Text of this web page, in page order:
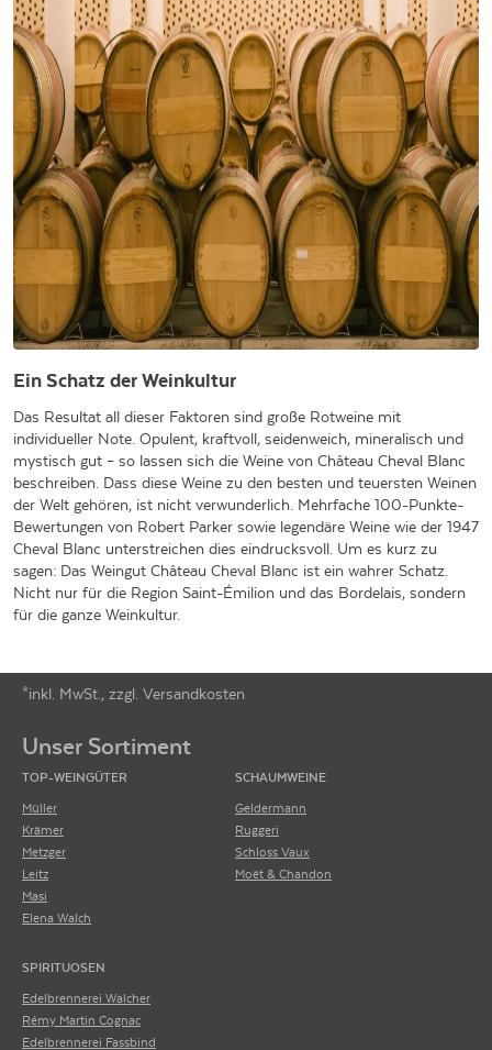
Ein Schatz der Weinkultur
Das Resultat all dieser Faktoren sind große Rotweine mit
individueller Note. Opulent, kraftvoll, seidenweich, mineralisch und
mystisch gut – so lassen sich die Weine von Château Cheval Blanc
beschreiben. Dass diese Weine zu den besten und teuersten Weinen
der Welt gehören, ist nicht verwunderlich. Mehrfache 100-Punkte-
Bewertungen von Robert Parker sowie legendäre Weine wie der 1947
Cheval Blanc unterstreichen dies eindrucksvoll. Um es kurz zu
sagen: Das Weingut Château Cheval Blanc ist ein wahrer Schatz.
Nicht nur für die Region Saint-Émilion und das Bordelais, sondern
für die ganze Weinkultur.
*inkl. MwSt., zzgl. Versandkosten
Unser Sortiment
TOP-WEINGÜTER
Müller
Krämer
Metzger
Leitz
Masi
Elena Walch
SCHAUMWEINE
Geldermann
Ruggeri
Schloss Vaux
Moët & Chandon
SPIRITUOSEN
Edelbrennerei Walcher
Rémy Martin Cognac
Edelbrennerei Fassbind